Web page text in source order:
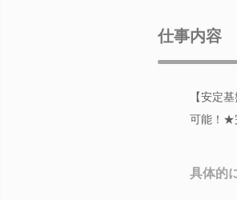
仕事内容
【安定
可能！★
具体的